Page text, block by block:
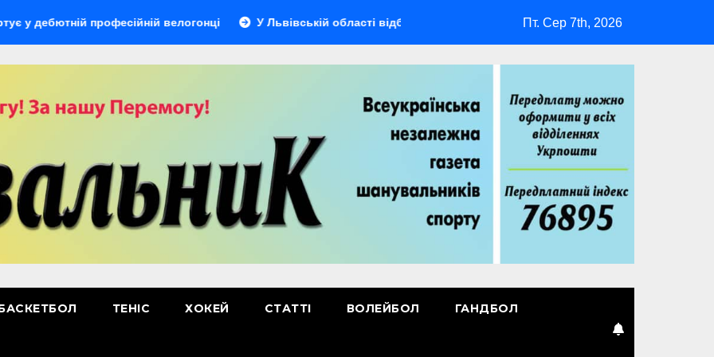
професійній велогонці У Львівській області відбудеться мультиспортивний табір ГАРТ 2026 – як долучитися
Пт. Сер 7th, 2026
ТЕНІС ХОКЕЙ СТАТТІ ВОЛЕЙБОЛ ГАНДБОЛ